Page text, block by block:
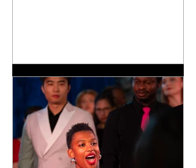
souvent présenté comme la première
grande maison de disques américaine
détenue par des Noirs. Cette
description est juste, mais
profondément incomplète. Réduire